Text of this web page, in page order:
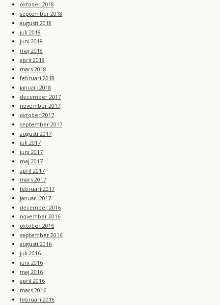
oktober 2018
september 2018
augusti 2018
juli 2018
juni 2018
maj 2018
april 2018
mars 2018
februari 2018
januari 2018
december 2017
november 2017
oktober 2017
september 2017
augusti 2017
juli 2017
juni 2017
maj 2017
april 2017
mars 2017
februari 2017
januari 2017
december 2016
november 2016
oktober 2016
september 2016
augusti 2016
juli 2016
juni 2016
maj 2016
april 2016
mars 2016
februari 2016